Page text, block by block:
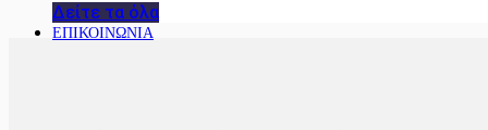
Δείτε τα όλα
ΕΠΙΚΟΙΝΩΝΙΑ